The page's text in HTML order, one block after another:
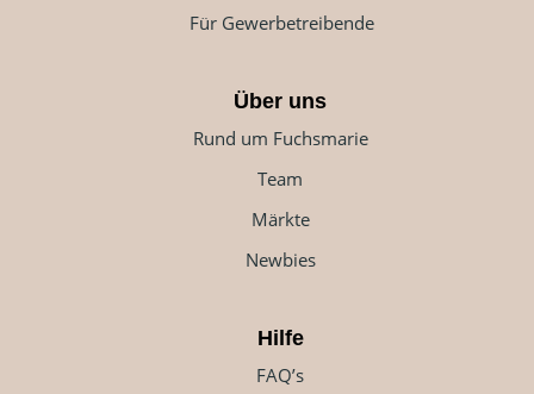
Für Gewerbetreibende
Über uns
Rund um Fuchsmarie
Team
Märkte
Newbies
Hilfe
FAQ’s